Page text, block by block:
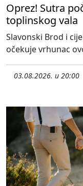
Oprez! Sutra
toplinskog vala
Slavonski Brod i
očekuje vrhunac
03.08.2026. u 20:00